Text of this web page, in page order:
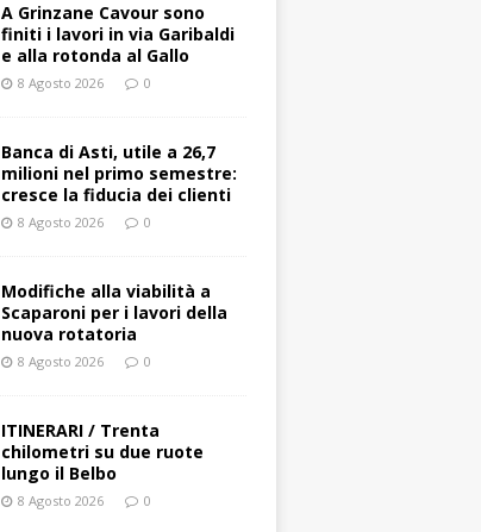
A Grinzane Cavour sono
finiti i lavori in via Garibaldi
e alla rotonda al Gallo
8 Agosto 2026 0
Banca di Asti, utile a 26,7
milioni nel primo semestre:
cresce la fiducia dei clienti
8 Agosto 2026 0
Modifiche alla viabilità a
Scaparoni per i lavori della
nuova rotatoria
8 Agosto 2026 0
ITINERARI / Trenta
chilometri su due ruote
lungo il Belbo
8 Agosto 2026 0